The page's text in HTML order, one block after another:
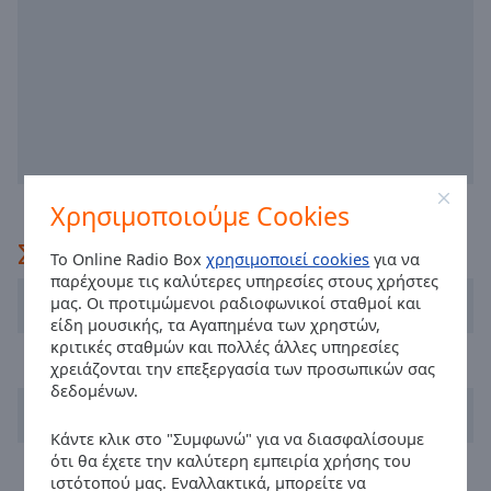
Χρησιμοποιούμε Cookies
Το Online Radio Boxχρησιμοποιεί cookies για να
παρέχουμε τις καλύτερες υπηρεσίες στους χρήστες
μας. Οι προτιμώμενοι ραδιοφωνικοί σταθμοί και
είδη μουσικής, τα Αγαπημένα των χρηστών,
κριτικές σταθμών και πολλές άλλες υπηρεσίες
χρειάζονται την επεξεργασία των προσωπικών σας
δεδομένων.
Κάντε κλικ στο "Συμφωνώ" για να διασφαλίσουμε
ότι θα έχετε την καλύτερη εμπειρία χρήσης του
ιστότοπού μας. Εναλλακτικά, μπορείτε να
Picture
modal
window.
Beginning
window.
Escape
Συνιστάται
Kanali 6
Radio Proto
Astra FM